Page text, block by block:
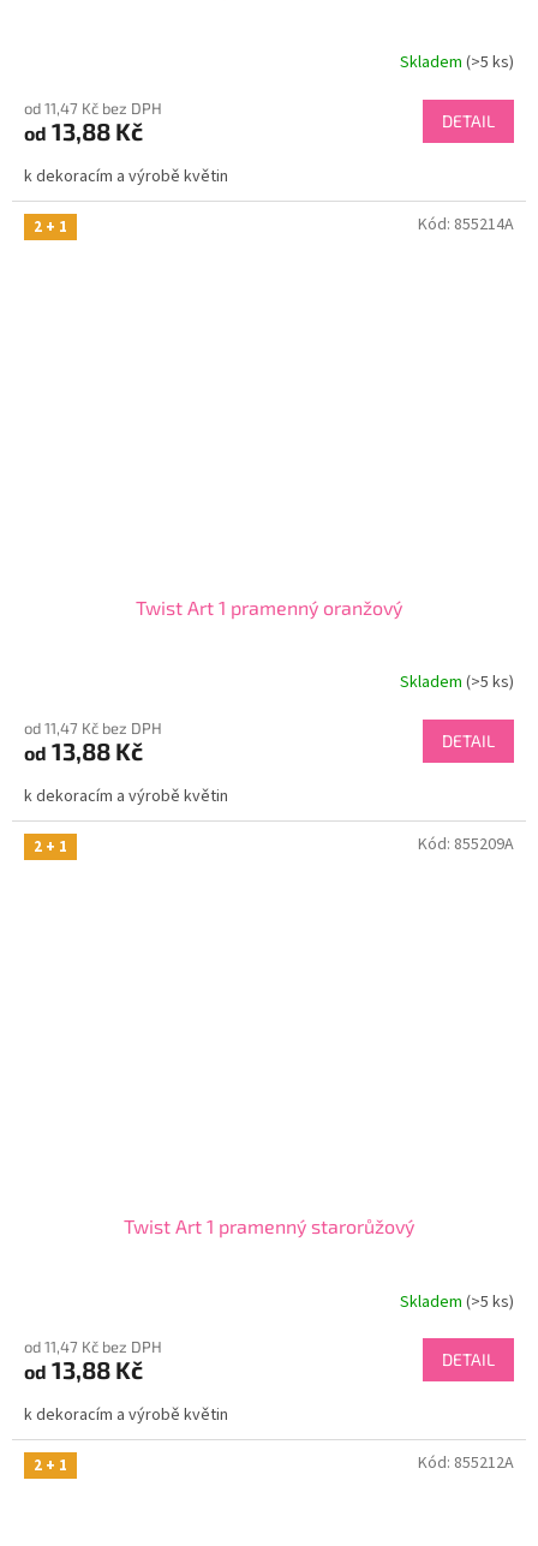
Skladem (>5 ks)
od 11,47 Kč bez DPH
od 13,88 Kč DETAIL
k dekoracím a výrobě květin
2 + 1
Twist Art 1 pramenný oranžový
Skladem (>5 ks)
od 11,47 Kč bez DPH
od 13,88 Kč DETAIL
k dekoracím a výrobě květin
Kód: 855214A
2 + 1
Twist Art 1 pramenný starorůžový
Skladem (>5 ks)
od 11,47 Kč bez DPH
od 13,88 Kč DETAIL
k dekoracím a výrobě květin
Kód: 855209A
2 + 1 Kód: 855212A